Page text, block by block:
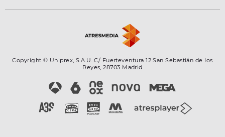
Copyright © Uniprex, S.A.U. C/ Fuerteventura 12 San Sebastián de los
Reyes, 28703 Madrid